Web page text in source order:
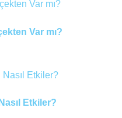
Var mı?
Etkiler?